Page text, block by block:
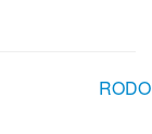
RODO